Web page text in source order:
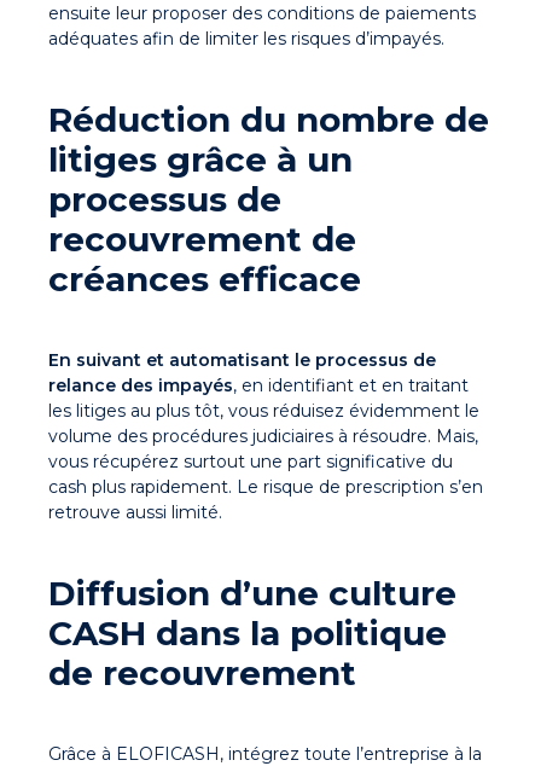
ensuite leur proposer des conditions de paiements
adéquates afin de limiter les risques d’impayés.
Réduction du nombre de
litiges grâce à un
processus de
recouvrement de
créances efficace
En suivant et automatisant le processus de
relance des impayés, en identifiant et en traitant
les litiges au plus tôt, vous réduisez évidemment le
volume des procédures judiciaires à résoudre. Mais,
vous récupérez surtout une part significative du
cash plus rapidement. Le risque de prescription s’en
retrouve aussi limité.
Diffusion d’une culture
CASH dans la politique
de recouvrement
Grâce à ELOFICASH, intégrez toute l’entreprise à la